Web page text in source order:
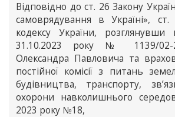
Відповідно до ст. 26 Закону
самоврядування в Україні»,
кодексу України, розглянувши
31.10.2023 року № 1139/
Олександра Павловича та
постійної комісії з питань
будівництва, транспорту,
охорони навколишнього
2023 року №18,